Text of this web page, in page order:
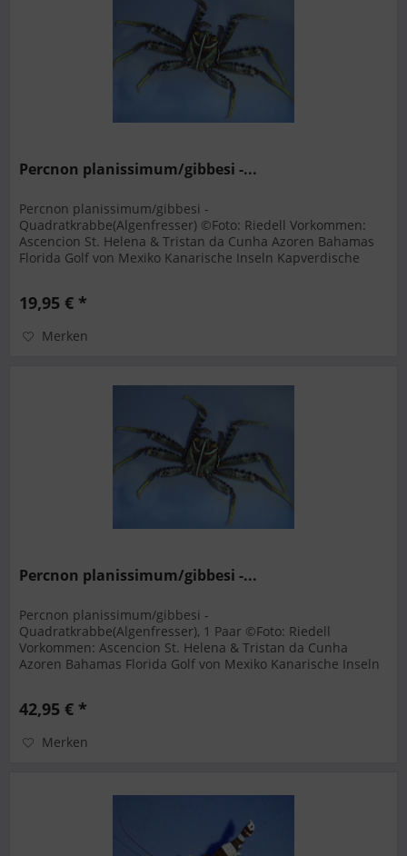
Percnon planissimum/gibbesi -...
Percnon planissimum/gibbesi -
Quadratkrabbe(Algenfresser) ©Foto: Riedell Vorkommen:
Ascencion St. Helena & Tristan da Cunha Azoren Bahamas
Florida Golf von Mexiko Kanarische Inseln Kapverdische
19,95 € *
Merken
Percnon planissimum/gibbesi -...
Percnon planissimum/gibbesi -
Quadratkrabbe(Algenfresser), 1 Paar ©Foto: Riedell
Vorkommen: Ascencion St. Helena & Tristan da Cunha
Azoren Bahamas Florida Golf von Mexiko Kanarische Inseln
42,95 € *
Merken